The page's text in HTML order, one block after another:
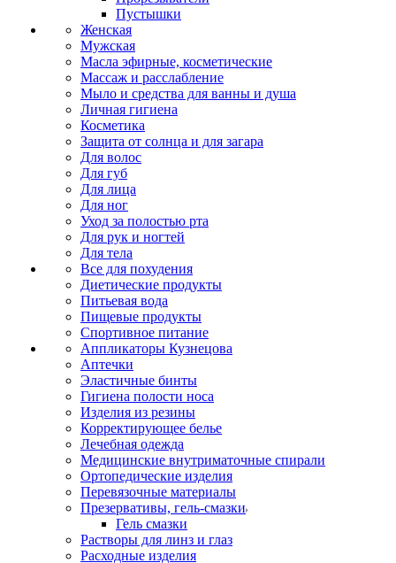
Пустышки
Женская
Мужская
Масла эфирные, косметические
Массаж и расслабление
Мыло и средства для ванны и душа
Личная гигиена
Косметика
Защита от солнца и для загара
Для волос
Для губ
Для лица
Для ног
Уход за полостью рта
Для рук и ногтей
Для тела
Все для похудения
Диетические продукты
Питьевая вода
Пищевые продукты
Спортивное питание
Аппликаторы Кузнецова
Аптечки
Эластичные бинты
Гигиена полости носа
Изделия из резины
Корректирующее белье
Лечебная одежда
Медицинские внутриматочные спирали
Ортопедические изделия
Перевязочные материалы
Презервативы, гель-смазки
Гель смазки
Растворы для линз и глаз
Расходные изделия